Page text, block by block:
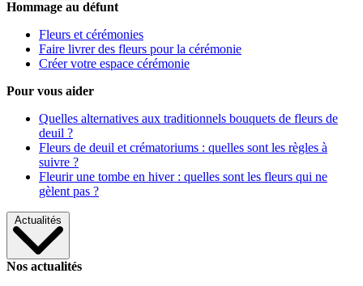
Hommage au défunt
Fleurs et cérémonies
Faire livrer des fleurs pour la cérémonie
Créer votre espace cérémonie
Pour vous aider
Quelles alternatives aux traditionnels bouquets de fleurs de
deuil ?
Fleurs de deuil et crématoriums : quelles sont les règles à
suivre ?
Fleurir une tombe en hiver : quelles sont les fleurs qui ne
gèlent pas ?
Actualités
Nos actualités